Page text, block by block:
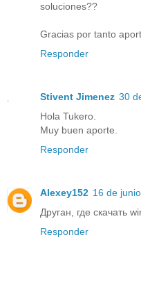
soluciones??
Gracias por tanto
Responder
Stivent Jimenez 30
Hola Tukero.
Muy buen aporte.
Responder
Alexey152 16 de
Друган, где скачать
Responder